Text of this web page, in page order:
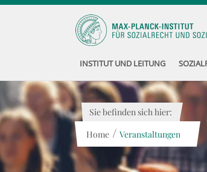
INSTITUT UND LEITUNG
Sie befinden sich hier:
Home / Veranstaltungen